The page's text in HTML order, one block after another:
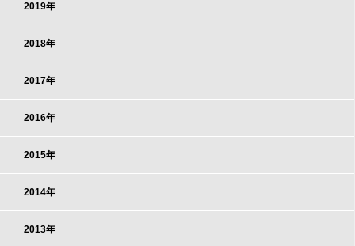
2019年
2018年
2017年
2016年
2015年
2014年
2013年